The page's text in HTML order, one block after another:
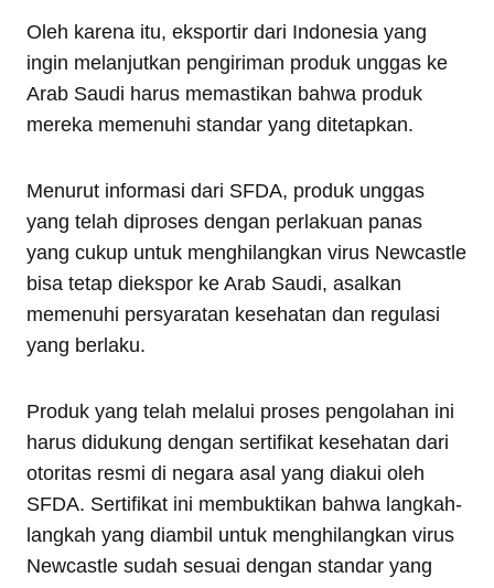
Oleh karena itu, eksportir dari Indonesia yang
ingin melanjutkan pengiriman produk unggas ke
Arab Saudi harus memastikan bahwa produk
mereka memenuhi standar yang ditetapkan.
Menurut informasi dari SFDA, produk unggas
yang telah diproses dengan perlakuan panas
yang cukup untuk menghilangkan virus Newcastle
bisa tetap diekspor ke Arab Saudi, asalkan
memenuhi persyaratan kesehatan dan regulasi
yang berlaku.
Produk yang telah melalui proses pengolahan ini
harus didukung dengan sertifikat kesehatan dari
otoritas resmi di negara asal yang diakui oleh
SFDA. Sertifikat ini membuktikan bahwa langkah-
langkah yang diambil untuk menghilangkan virus
Newcastle sudah sesuai dengan standar yang